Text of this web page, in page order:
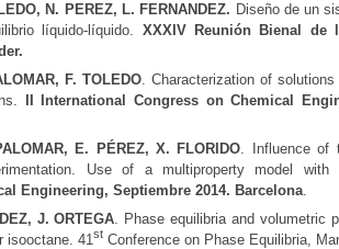
N. PEREZ, L. FERNANDEZ. Diseño de un
líquido-líquido. XXXIV Reunión Bienal de
F. TOLEDO. Characterization of
II International Congress on Chemical
E. PÉREZ, X. FLORIDO. Influence of
Use of a multiproperty model with
Engineering, Septiembre 2014. Barcelona.
J. ORTEGA . Phase equilibria and volumetric
isooctane. 41stConference on Phase Equilibria,